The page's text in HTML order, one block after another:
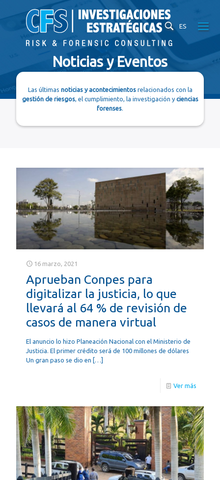
ES
Noticias y Eventos
Las últimas noticias y acontecimientosrelacionados con la
gestión de riesgos, el cumplimiento, la investigación yciencias
forenses.
16 marzo, 2021
Aprueban Conpes para
digitalizar la justicia, lo que
llevará al 64 % de revisión de
casos de manera virtual
El anuncio lo hizo Planeación Nacional con el Ministerio de
Justicia. El primer crédito será de 100 millones de dólares
Un gran paso se dio en […]
Ver más